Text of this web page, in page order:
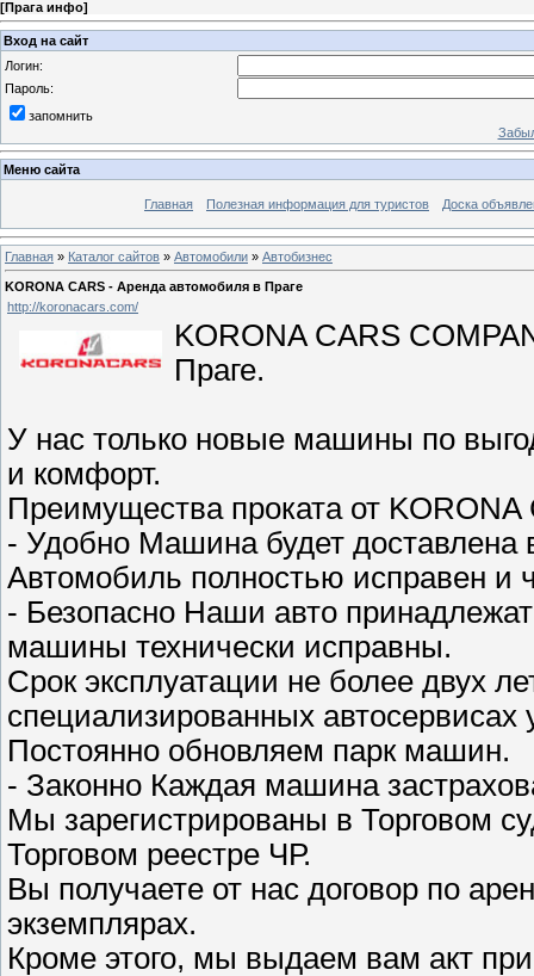
[Прага инфо]
Вход на сайт
Логин:
Пароль:
запомнить
Меню сайта
Главная Полезная информация для туристов Доска
Главная » Каталог сайтов » Автомобили » Автобизнес
KORONA CARS - Аренда автомобиля в Праге
http://koronacars.com/
KORONA CARS
Праге.
У нас только новые машины по
и комфорт.
Преимущества проката от KORONA
- Удобно Машина будет доставлена
Автомобиль полностью исправен и
- Безопасно Наши авто
машины технически исправны.
Срок эксплуатации не более двух
специализированных
Постоянно обновляем парк машин.
- Законно Каждая машина
Мы зарегистрированы в Торговом
Торговом реестре ЧР.
Вы получаете от нас договор по
экземплярах.
Кроме этого, мы выдаем вам акт